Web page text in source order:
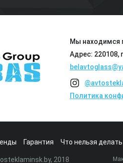
Мы находимся
Адрес: 220108,
Политика
Гарантия Что нельзя
2018